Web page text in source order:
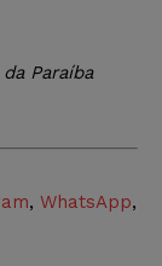
Paraíba
, WhatsApp,